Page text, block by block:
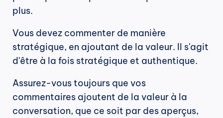
plus.
Vous devez commenter de manière
stratégique, en ajoutant de la valeur. Il s'agit
d'être à la fois stratégique et authentique.
Assurez-vous toujours que vos
commentaires ajoutent de la valeur à la
conversation, que ce soit par des aperçus,